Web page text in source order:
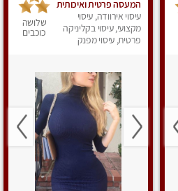
המעסה פרטית ואיכותית
לבד ביהוד .vip לאמידים
בלבד !
עיסוי אירוודה, עיסוי
מקצועי, עיסוי בקליניקה
פרטית, עיסוי מפנק
שלושה
כוכבים